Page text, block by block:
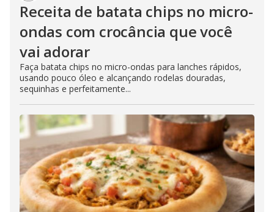
Receita de batata chips no micro-
ondas com crocância que você
vai adorar
Faça batata chips no micro-ondas para lanches rápidos,
usando pouco óleo e alcançando rodelas douradas,
sequinhas e perfeitamente...